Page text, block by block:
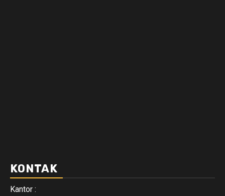
KONTAK
Kantor :